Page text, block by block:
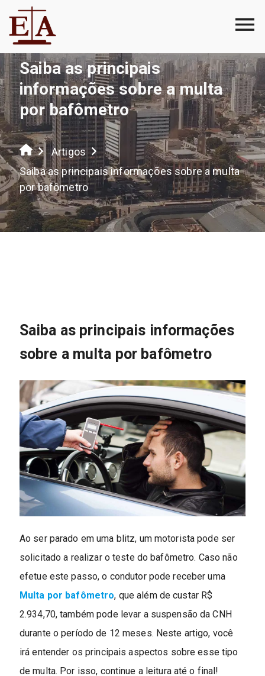
Saiba as principais
informações sobre a multa
por bafômetro
Artigos
Saiba as principais informações sobre a multa
por bafômetro
Saiba as principais informações
sobre a multa por bafômetro
Ao ser parado em uma blitz, um motorista pode ser
solicitado a realizar o teste do bafômetro. Caso não
efetue este passo, o condutor pode receber uma
Multa por bafômetro, que além de custar R$
2.934,70, também pode levar a suspensão da CNH
durante o período de 12 meses. Neste artigo, você
irá entender os principais aspectos sobre esse tipo
de multa. Por isso, continue a leitura até o final!